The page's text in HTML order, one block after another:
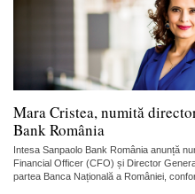
Mara Cristea, numită
Bank România
Intesa Sanpaolo Bank România anunță
Financial Officer (CFO) și Director
partea Banca Națională a României,